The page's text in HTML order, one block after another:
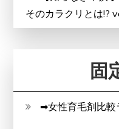
そのカラクリとは!?
固
➡女性育毛剤比較